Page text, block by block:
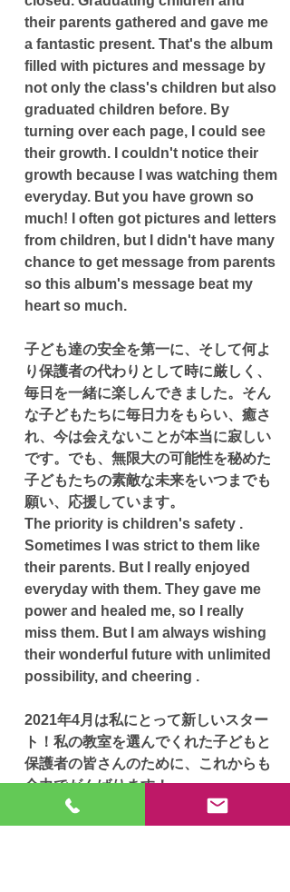
their parents gathered and gave me
a fantastic present. That's the album
filled with pictures and message by
not only the class's children but also
graduated children before. By
turning over each page, I could see
their growth. I couldn't notice their
growth because I was watching them
everyday. But you have grown so
much! I often got pictures and letters
from children, but I didn't have many
chance to get message from parents
so this album's message beat my
heart so much.
子ども達の安全を第一に、そして何よ
り保護者の代わりとして時に厳しく、
毎日を一緒に楽しんできました。そん
な子どもたちに毎日力をもらい、癒さ
れ、今は会えないことが本当に寂しい
です。でも、無限大の可能性を秘めた
子どもたちの素敵な未来をいつまでも
願い、応援しています。
The priority is children's safety .
Sometimes I was strict to them like
their parents. But I really enjoyed
everyday with them. They gave me
power and healed me, so I really
miss them. But I am always wishing
their wonderful future with unlimited
possibility, and cheering .
2021年4月は私にとって新しいスター
ト！私の教室を選んでくれた子どもと
保護者の皆さんのために、これからも
全力でがんばります！
April in 2021 is my new start. I will